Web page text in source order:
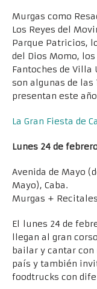
Murgas como
Los Reyes del
Parque Patricios,
del Dios Momo,
Fantoches de Villa
son algunas de las
presentan este
La Gran Fiesta de
Lunes 24 de
Avenida de Mayo
Mayo), Caba.
Murgas +
El lunes 24 de
llegan al gran
bailar y cantar con
país y también
foodtrucks con